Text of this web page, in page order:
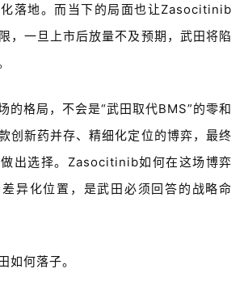
落地。而当下的局面也让Zasocitinib
，一旦上市后放量不及预期，武田将陷
的格局，不会是“武田取代BMS”的零和
创新药并存、精细化定位的博弈，最终
出选择。 Zasocitinib如何在这场博弈
异化位置，是武田必须回答的战略命
如何落子。